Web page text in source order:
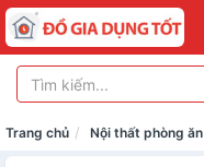
Trang chủ Nội thất phòng ăn